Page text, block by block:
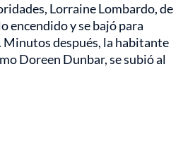
Lorraine Lombardo, de
encendido y se bajó para
Minutos después, la habitante
Doreen Dunbar, se subió al